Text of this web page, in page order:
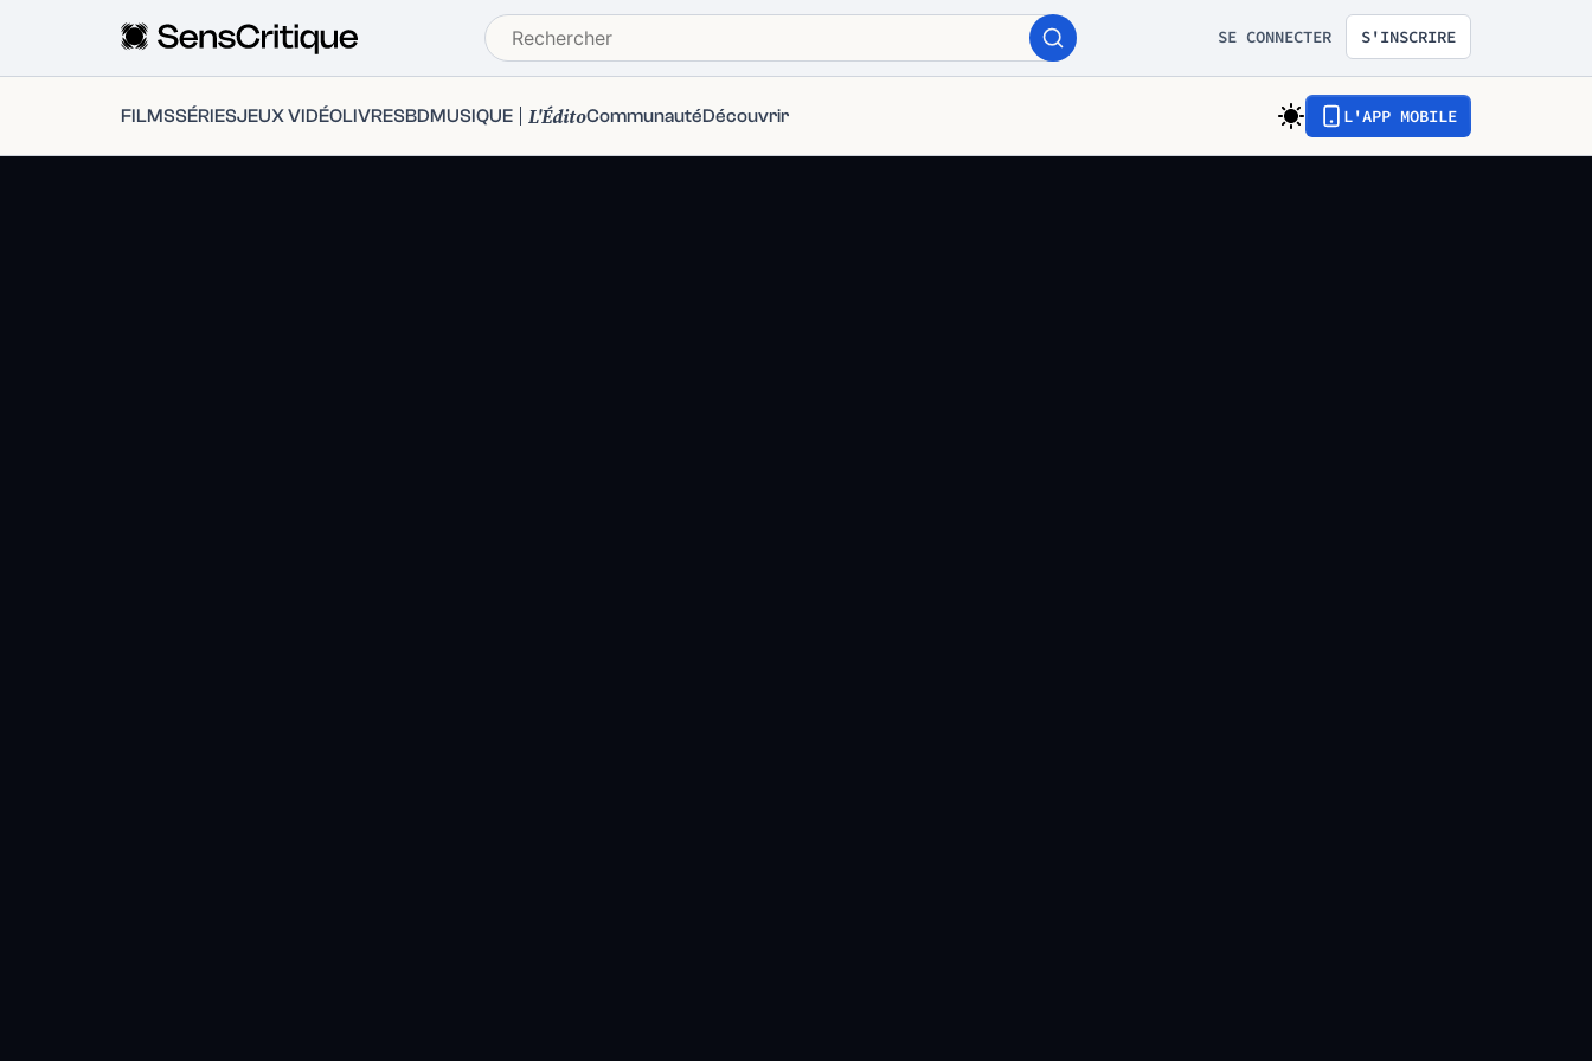
SE CONNECTER S'INSCRIRE
FILMSSÉRIESJEUX VIDÉOLIVRESBDMUSIQUE L'ÉditoCommunautéDécouvrir L'APP MOBILE